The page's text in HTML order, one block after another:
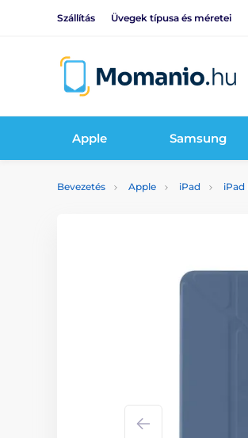
Szállítás Üvegek típusa és méretei
Apple Samsung
Bevezetés Apple iPad iPad